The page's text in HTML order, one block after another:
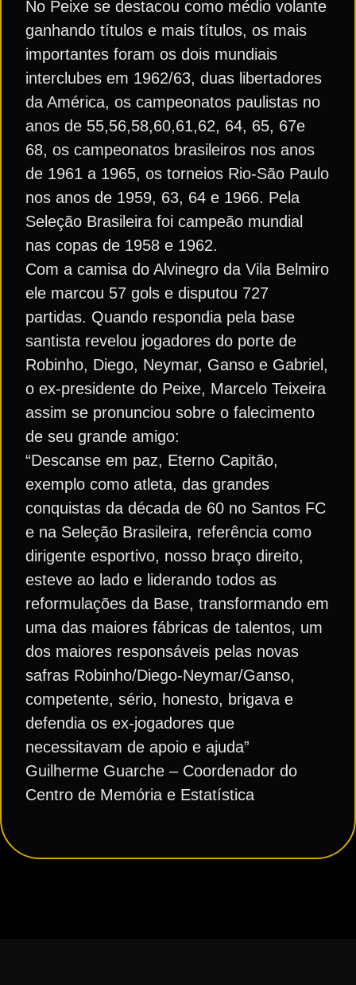
No Peixe se destacou como médio volante
ganhando títulos e mais títulos, os mais
importantes foram os dois mundiais
interclubes em 1962/63, duas libertadores
da América, os campeonatos paulistas no
anos de 55,56,58,60,61,62, 64, 65, 67e
68, os campeonatos brasileiros nos anos
de 1961 a 1965, os torneios Rio-São Paulo
nos anos de 1959, 63, 64 e 1966. Pela
Seleção Brasileira foi campeão mundial
nas copas de 1958 e 1962.
Com a camisa do Alvinegro da Vila Belmiro
ele marcou 57 gols e disputou 727
partidas. Quando respondia pela base
santista revelou jogadores do porte de
Robinho, Diego, Neymar, Ganso e Gabriel,
o ex-presidente do Peixe, Marcelo Teixeira
assim se pronunciou sobre o falecimento
de seu grande amigo:
“Descanse em paz, Eterno Capitão,
exemplo como atleta, das grandes
conquistas da década de 60 no Santos FC
e na Seleção Brasileira, referência como
dirigente esportivo, nosso braço direito,
esteve ao lado e liderando todos as
reformulações da Base, transformando em
uma das maiores fábricas de talentos, um
dos maiores responsáveis pelas novas
safras Robinho/Diego-Neymar/Ganso,
competente, sério, honesto, brigava e
defendia os ex-jogadores que
necessitavam de apoio e ajuda”
Guilherme Guarche – Coordenador do
Centro de Memória e Estatística